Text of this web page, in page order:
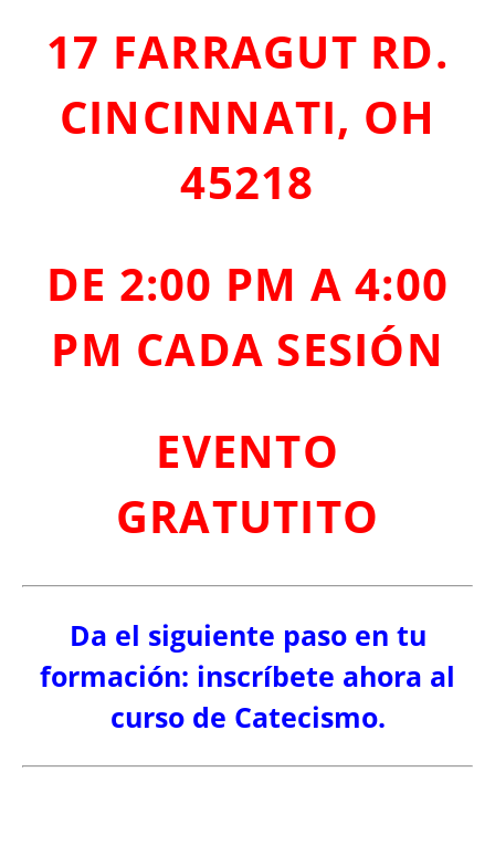
17 FARRAGUT RD.
CINCINNATI, OH
45218
DE 2:00 PM A 4:00
PM CADA SESIÓN
EVENTO
GRATUTITO
Da el siguiente paso en tu
formación: inscríbete ahora al
curso de Catecismo.